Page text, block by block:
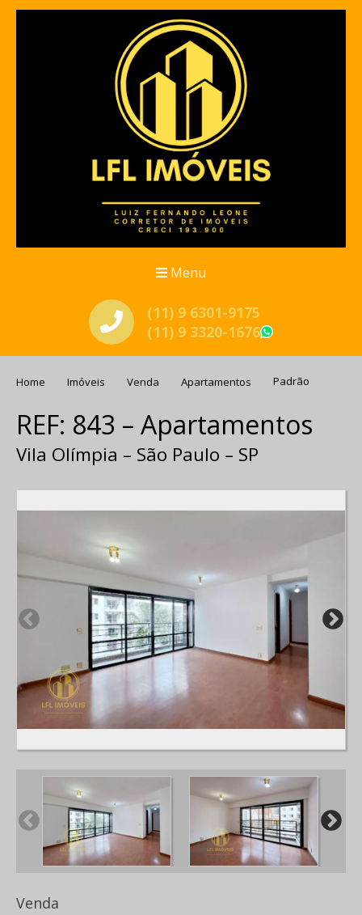
Menu
(11) 9 6301-9175
(11) 9 3320-1676
Home Imóveis Venda Apartamentos Padrão
REF: 843 – Apartamentos
Vila Olímpia – São Paulo – SP
Venda